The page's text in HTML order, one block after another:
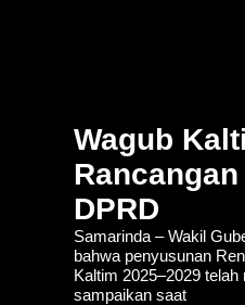
Wagub
DPRD
Samarinda – Wakil
bahwa penyusunan
Kaltim 2025–2029
sampaikan saat